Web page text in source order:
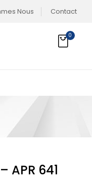
Nous Contact
0
APR 641